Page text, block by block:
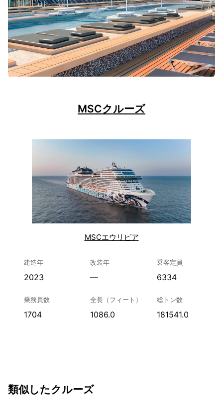
MSCクルーズ
MSCエウリビア
建造年
2023
改装年
—
乗客定員
6334
乗務員数
1704
全長（フィート）
1086.0
総トン数
181541.0
類似したクルーズ